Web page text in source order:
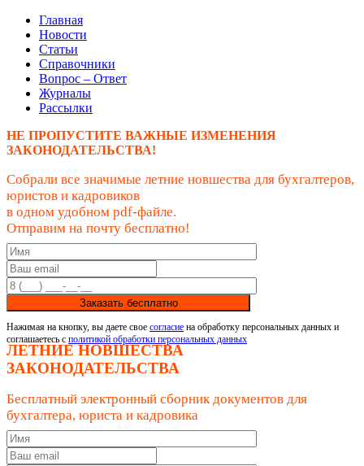
Главная
Новости
Статьи
Справочники
Вопрос – Ответ
Журналы
Рассылки
НЕ ПРОПУСТИТЕ ВАЖНЫЕ ИЗМЕНЕНИЯ
ЗАКОНОДАТЕЛЬСТВА!
Собрали все значимые летние новшества для бухгалтеров,
юристов и кадровиков
в одном удобном pdf-файле.
Отправим на почту бесплатно!
Заказать бесплатно
Нажимая на кнопку, вы даете свое согласие на обработку персональных данных и
соглашаетесь с политикой обработки персональных данных
ЛЕТНИЕ НОВШЕСТВА
ЗАКОНОДАТЕЛЬСТВА
Бесплатный электронный сборник документов для
бухгалтера, юриста и кадровика